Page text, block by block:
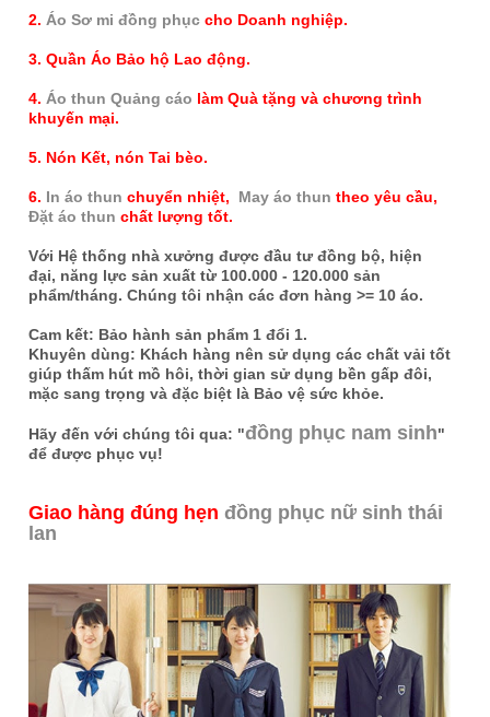
2. Áo Sơ mi đồng phụccho Doanh nghiệp.
3. Quần Áo Bảo hộ Lao động.
4. Áo thun Quảng cáo làm Quà tặng và chương trình
khuyến mại.
5. Nón Kết, nón Tai bèo.
6. In áo thun chuyển nhiệt, May áo thun theo yêu cầu,
Đặt áo thun chất lượng tốt.
Với Hệ thống nhà xưởng được đầu tư đồng bộ, hiện
đại, năng lực sản xuất từ 100.000 - 120.000 sản
phẩm/tháng. Chúng tôi nhận các đơn hàng >= 10 áo.
Cam kết: Bảo hành sản phẩm 1 đổi 1.
Khuyên dùng: Khách hàng nên sử dụng các chất vải tốt
giúp thấm hút mồ hôi, thời gian sử dụng bền gấp đôi,
mặc sang trọng và đặc biệt là Bảo vệ sức khỏe.
Hãy đến với chúng tôi qua: "đồng phục nam sinh"
để được phục vụ!
Giao hàng đúng hẹn đồng phục nữ sinh thái
lan